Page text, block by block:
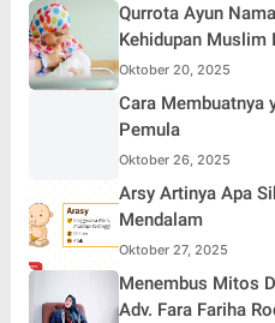
Qurrota Ayun
Kehidupan Muslim
Oktober 20, 2025
Cara Membuatnya
Pemula
Oktober 26, 2025
Arsy Artinya Apa
Mendalam
Oktober 27, 2025
Menembus Mitos
Adv. Fara Fariha